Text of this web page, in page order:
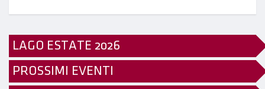
LAGO ESTATE 2026
PROSSIMI EVENTI